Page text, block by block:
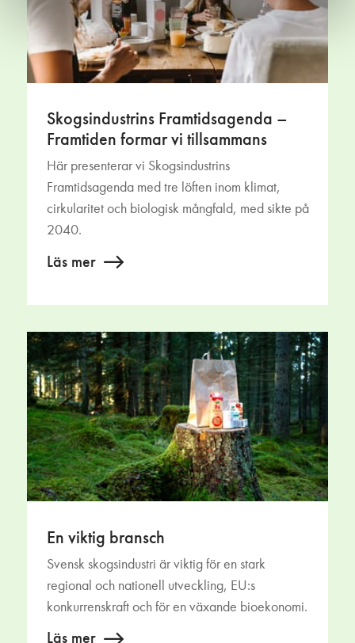
Skogsindustrins Framtidsagenda –
Framtiden formar vi tillsammans
Här presenterar vi Skogsindustrins
Framtidsagenda med tre löften inom klimat,
cirkularitet och biologisk mångfald, med sikte på
2040.
Läs mer
En viktig bransch
Svensk skogsindustri är viktig för en stark
regional och nationell utveckling, EU:s
konkurrenskraft och för en växande bioekonomi.
Läs mer